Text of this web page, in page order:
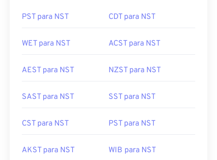
PST para NST CDT para NST
WET para NST ACST para NST
AEST para NST NZST para NST
SAST para NST SST para NST
CST para NST PST para NST
AKST para NST WIB para NST